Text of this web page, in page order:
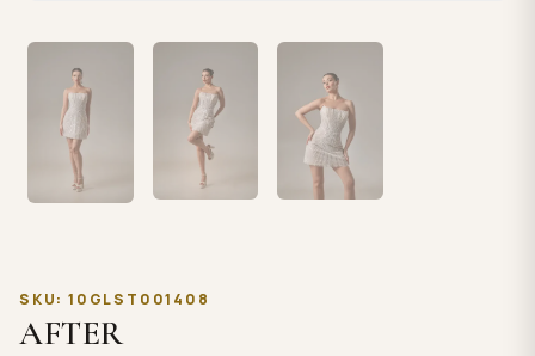
SKU: 10GLST001408
AFTER